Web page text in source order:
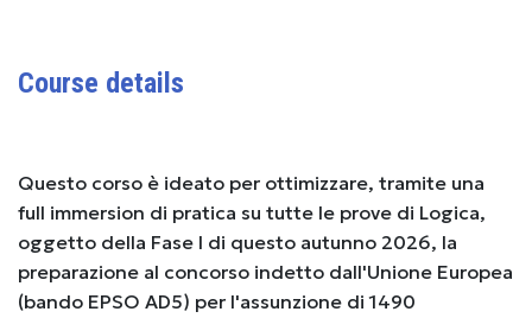
Course details
Questo corso è ideato per ottimizzare, tramite una
full immersion di pratica su tutte le prove di Logica,
oggetto della Fase I di questo autunno 2026, la
preparazione al concorso indetto dall'Unione Europea
(bando EPSO AD5) per l'assunzione di 1490